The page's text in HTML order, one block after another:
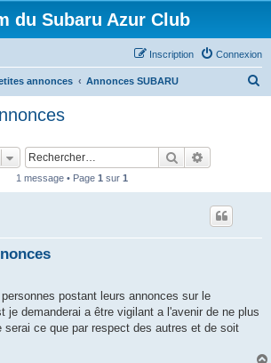
du Subaru Azur Club
Connexion
Inscription
annonces Annonces SUBARU
Rechercher
1 message • Page 1 sur 1
postant leurs annonces sur le
je demanderai a être vigilant a l'avenir de ne plus
serai ce que par respect des autres et de soit